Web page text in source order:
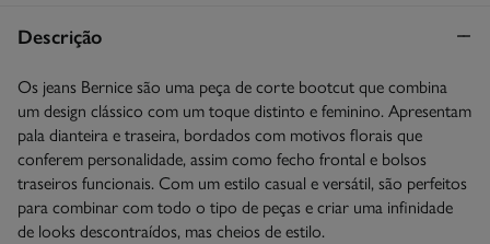
Descrição
Os jeans Bernice são uma peça de corte bootcut que combina
um design clássico com um toque distinto e feminino. Apresentam
pala dianteira e traseira, bordados com motivos florais que
conferem personalidade, assim como fecho frontal e bolsos
traseiros funcionais. Com um estilo casual e versátil, são perfeitos
para combinar com todo o tipo de peças e criar uma infinidade
de looks descontraídos, mas cheios de estilo.